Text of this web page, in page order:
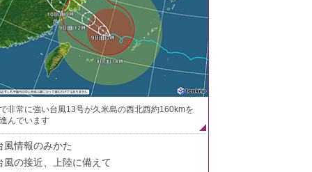
非常に強い台風13号が久米島の西北西約160kmを
んでいます
風情報のみかた
風の接近、上陸に備えて